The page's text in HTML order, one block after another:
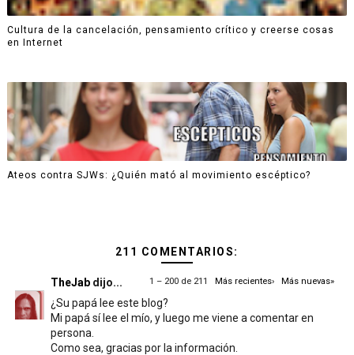
Cultura de la cancelación, pensamiento crítico y creerse cosas
en Internet
Ateos contra SJWs: ¿Quién mató al movimiento escéptico?
211 COMENTARIOS:
1 – 200 de 211Más recientes› Más nuevas»
TheJabdijo...
¿Su papá lee este blog?
Mi papá sí lee el mío, y luego me viene a comentar en
persona.
Como sea, gracias por la información.